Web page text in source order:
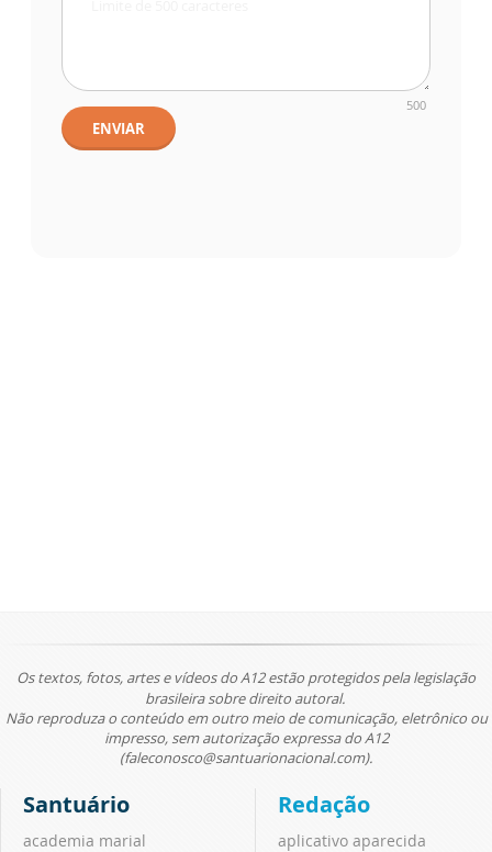
500
ENVIAR
Os textos, fotos, artes e vídeos do A12 estão protegidos pela legislação
brasileira sobre direito autoral.
Não reproduza o conteúdo em outro meio de comunicação, eletrônico ou
impresso, sem autorização expressa do A12
(faleconosco@santuarionacional.com).
Santuário
academia marial
Redação
aplicativo aparecida